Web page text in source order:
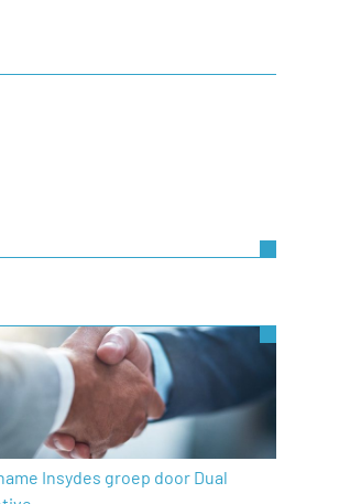
Insydes groep door Dual